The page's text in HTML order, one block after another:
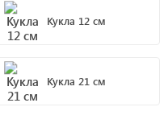
Кукла 12 см
Кукла 21 см